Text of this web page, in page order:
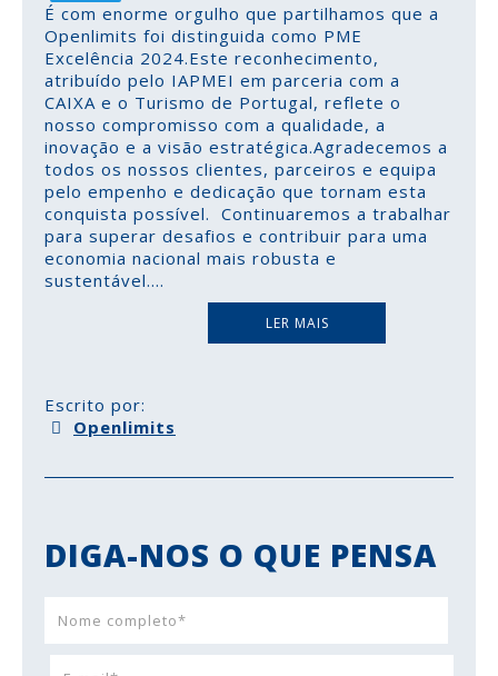
É com enorme orgulho que partilhamos que a
Openlimits foi distinguida como PME
Excelência 2024.Este reconhecimento,
atribuído pelo IAPMEI em parceria com a
CAIXA e o Turismo de Portugal, reflete o
nosso compromisso com a qualidade, a
inovação e a visão estratégica.Agradecemos a
todos os nossos clientes, parceiros e equipa
pelo empenho e dedicação que tornam esta
conquista possível. Continuaremos a trabalhar
para superar desafios e contribuir para uma
economia nacional mais robusta e
sustentável....
LER MAIS
Escrito por:
Openlimits
DIGA-NOS O QUE PENSA